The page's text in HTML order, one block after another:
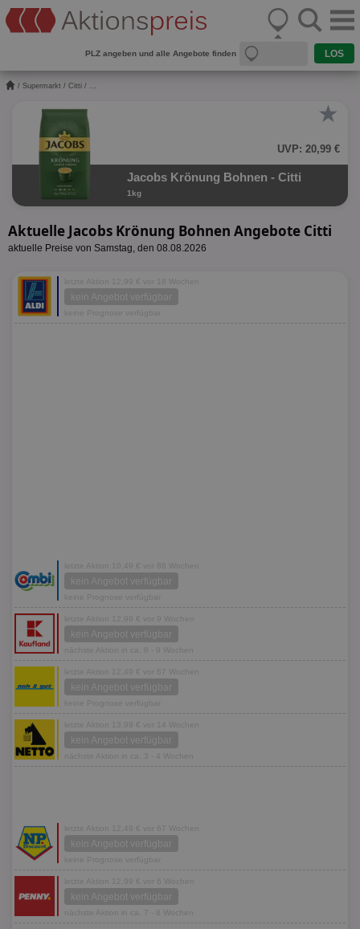
PLZ angeben und alle Angebote finden
/ Supermarkt / Citti / ...
★
UVP: 20,99 €
Jacobs Krönung Bohnen - Citti
1kg
Aktuelle Jacobs Krönung Bohnen Angebote Citti
aktuelle Preise von Samstag, den 08.08.2026
letzte Aktion 12,99 € vor 18 Wochen
kein Angebot verfügbar
keine Prognose verfügbar
letzte Aktion 10,49 € vor 86 Wochen
kein Angebot verfügbar
keine Prognose verfügbar
letzte Aktion 12,99 € vor 9 Wochen
kein Angebot verfügbar
nächste Aktion in ca. 8 - 9 Wochen
letzte Aktion 12,49 € vor 67 Wochen
kein Angebot verfügbar
keine Prognose verfügbar
letzte Aktion 13,99 € vor 14 Wochen
kein Angebot verfügbar
nächste Aktion in ca. 3 - 4 Wochen
letzte Aktion 12,49 € vor 67 Wochen
kein Angebot verfügbar
keine Prognose verfügbar
letzte Aktion 12,99 € vor 6 Wochen
kein Angebot verfügbar
nächste Aktion in ca. 7 - 8 Wochen